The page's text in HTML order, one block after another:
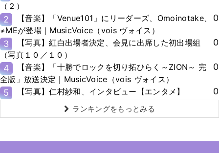
（２）
2
【音楽】「Venue101」にリーダーズ、Omoinotake、
≠MEが登場｜MusicVoice（vois ヴォイス）
0
3
【写真】紅白出場者決定、会見に出席した初出場組
（写真１０／１０）
0
4
【音楽】「十勝でロックを切り拓ひらく～ZION～ 完
全版」放送決定｜MusicVoice（vois ヴォイス）
0
5 【写真】仁村紗和、インタビュー【エンタメ】 0
ランキングをもっとみる